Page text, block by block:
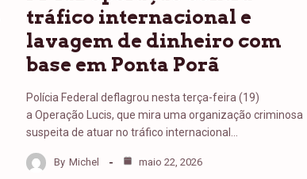
tráfico internacional e
lavagem de dinheiro com
base em Ponta Porã
Polícia Federal deflagrou nesta terça-feira (19)
a Operação Lucis, que mira uma organização criminosa
suspeita de atuar no tráfico internacional…
By Michel maio 22, 2026